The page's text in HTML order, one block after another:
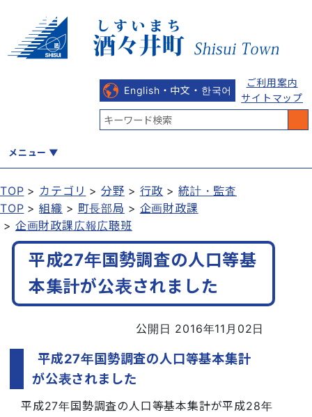
English・中文・한국어
ご利用案内
サイトマップ
メニュー
くらし 健康・福祉 教育・文化
行政 まちづくり
TOP カテゴリ 分野 行政
統計・監査
TOP
組織 町長部局
企画財政課
企画財政課広報広聴班
平成27年国勢調査の人口等基
本集計が公表されました
公開日 2016年11月02日
平成27年国勢調査の人口等基本集計
が公表されました
平成27年国勢調査の人口等基本集計が平成28年